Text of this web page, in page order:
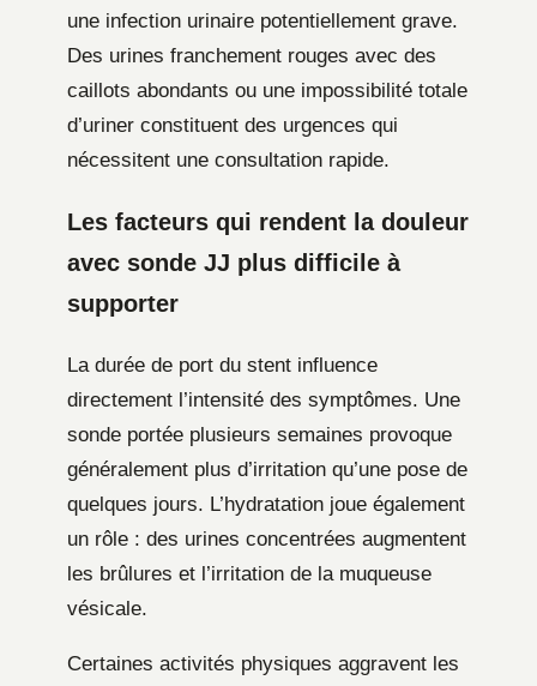
une infection urinaire potentiellement grave.
Des urines franchement rouges avec des
caillots abondants ou une impossibilité totale
d’uriner constituent des urgences qui
nécessitent une consultation rapide.
Les facteurs qui rendent la douleur
avec sonde JJ plus difficile à
supporter
La durée de port du stent influence
directement l’intensité des symptômes. Une
sonde portée plusieurs semaines provoque
généralement plus d’irritation qu’une pose de
quelques jours. L’hydratation joue également
un rôle : des urines concentrées augmentent
les brûlures et l’irritation de la muqueuse
vésicale.
Certaines activités physiques aggravent les